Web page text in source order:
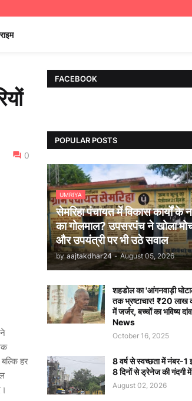
0
हर
FACEBOOK
POPULAR POSTS
UMRIYA
सेमरिहा पंचायत में विकास कार्यों के
का गोलमाल? उपसरपंच ने खोला
और उपयंत्री पर भी उठे सवाल
by aajtakdhar24 - August 05, 2026
शहडोल का 'आंगनवाड़ी
तक भ्रष्टाचार! ₹20 लाख
में जर्जर, बच्चों का भविष्य
News
October 16, 2025
8 वर्ष से स्वच्छता में नंबर-1
8 दिनों से ड्रेनेज की गंदगी
August 02, 2026